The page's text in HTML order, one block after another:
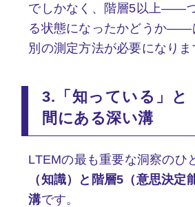
でしかなく、階層5以上——
る状態になったかどうか——
別の測定方法が必要になりま
3.「知っている」と
間にある深い溝
LTEMの最も重要な洞察のひ
（知識）と階層5（意思決定
溝です。